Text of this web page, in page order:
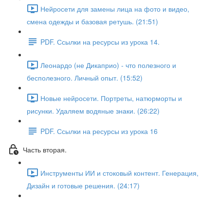
Нейросети для замены лица на фото и видео,
смена одежды и базовая ретушь. (21:51)
PDF. Ссылки на ресурсы из урока 14.
Леонардо (не Дикаприо) - что полезного и
бесполезного. Личный опыт. (15:52)
Новые нейросети. Портреты, натюрморты и
рисунки. Удаляем водяные знаки. (26:22)
PDF. Ссылки на ресурсы из урока 16
Часть вторая.
Инструменты ИИ и стоковый контент. Генерация,
Дизайн и готовые решения. (24:17)